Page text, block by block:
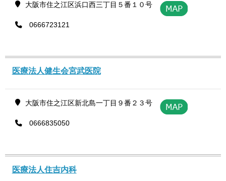
大阪市住之江区浜口西三丁目５番１０号
0666723121
医療法人健生会宮武医院
大阪市住之江区新北島一丁目９番２３号
0666835050
医療法人住吉内科